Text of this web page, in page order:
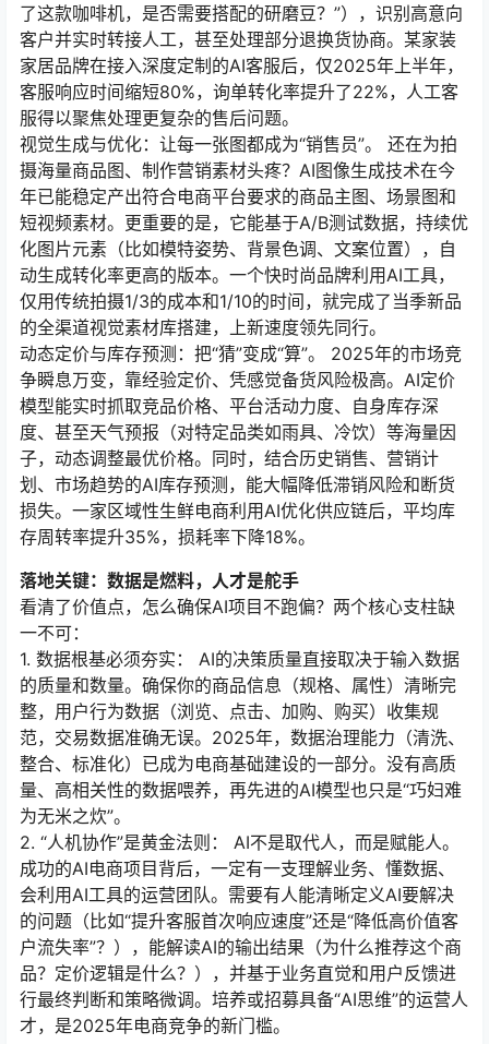
了这款咖啡机，是否需要搭配的研磨豆？”），识别高意向
客户并实时转接人工，甚至处理部分退换货协商。某家装
家居品牌在接入深度定制的AI客服后，仅2025年上半年，
客服响应时间缩短80%，询单转化率提升了22%，人工客
服得以聚焦处理更复杂的售后问题。
视觉生成与优化：让每一张图都成为“销售员”。 还在为拍
摄海量商品图、制作营销素材头疼？AI图像生成技术在今
年已能稳定产出符合电商平台要求的商品主图、场景图和
短视频素材。更重要的是，它能基于A/B测试数据，持续优
化图片元素（比如模特姿势、背景色调、文案位置），自
动生成转化率更高的版本。一个快时尚品牌利用AI工具，
仅用传统拍摄1/3的成本和1/10的时间，就完成了当季新品
的全渠道视觉素材库搭建，上新速度领先同行。
动态定价与库存预测：把“猜”变成“算”。 2025年的市场竞
争瞬息万变，靠经验定价、凭感觉备货风险极高。AI定价
模型能实时抓取竞品价格、平台活动力度、自身库存深
度、甚至天气预报（对特定品类如雨具、冷饮）等海量因
子，动态调整最优价格。同时，结合历史销售、营销计
划、市场趋势的AI库存预测，能大幅降低滞销风险和断货
损失。一家区域性生鲜电商利用AI优化供应链后，平均库
存周转率提升35%，损耗率下降18%。
落地关键：数据是燃料，人才是舵手
看清了价值点，怎么确保AI项目不跑偏？两个核心支柱缺
一不可：
1. 数据根基必须夯实： AI的决策质量直接取决于输入数据
的质量和数量。确保你的商品信息（规格、属性）清晰完
整，用户行为数据（浏览、点击、加购、购买）收集规
范，交易数据准确无误。2025年，数据治理能力（清洗、
整合、标准化）已成为电商基础建设的一部分。没有高质
量、高相关性的数据喂养，再先进的AI模型也只是“巧妇难
为无米之炊”。
2. “人机协作”是黄金法则： AI不是取代人，而是赋能人。
成功的AI电商项目背后，一定有一支理解业务、懂数据、
会利用AI工具的运营团队。需要有人能清晰定义AI要解决
的问题（比如“提升客服首次响应速度”还是“降低高价值客
户流失率”？），能解读AI的输出结果（为什么推荐这个商
品？定价逻辑是什么？），并基于业务直觉和用户反馈进
行最终判断和策略微调。培养或招募具备“AI思维”的运营人
才，是2025年电商竞争的新门槛。